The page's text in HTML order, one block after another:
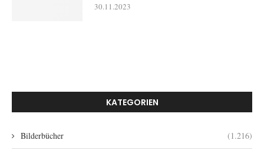
30.11.2023
KATEGORIEN
Bilderbücher (1.216)